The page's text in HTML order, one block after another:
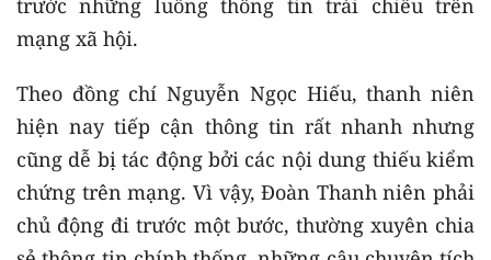
mạng xã hội.
Theo đồng chí Nguyễn Ngọc Hiếu, thanh niên
hiện nay tiếp cận thông tin rất nhanh nhưng
cũng dễ bị tác động bởi các nội dung thiếu kiểm
chứng trên mạng. Vì vậy, Đoàn Thanh niên phải
chủ động đi trước một bước, thường xuyên chia